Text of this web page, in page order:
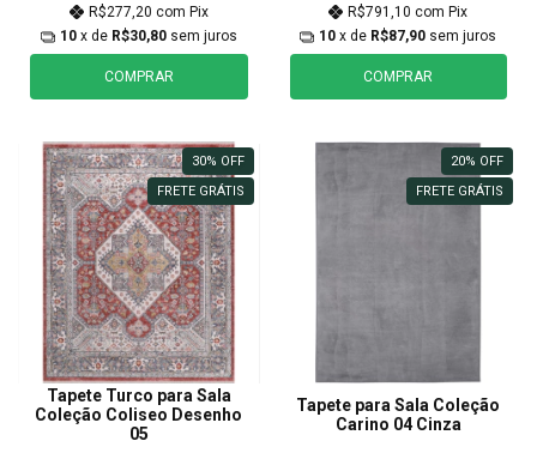
R$277,20 com Pix
10 x de R$30,80 sem juros
COMPRAR
R$791,10com Pix
10 x de R$87,90 sem juros
COMPRAR
30% OFF
FRETE GRÁTIS
Tapete Turco para Sala
Coleção Coliseo Desenho
05
20% OFF
FRETE GRÁTIS
Tapete para Sala Coleção
Carino 04 Cinza